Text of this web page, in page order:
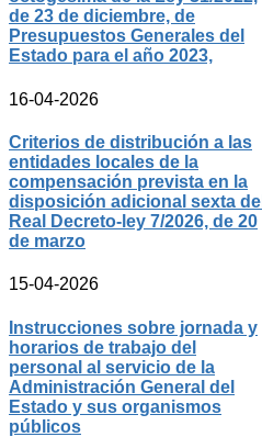
de 23 de diciembre, de
Presupuestos Generales del
Estado para el año 2023,
16-04-2026
Criterios de distribución a las
entidades locales de la
compensación prevista en la
disposición adicional sexta del
Real Decreto-ley 7/2026, de 20
de marzo
15-04-2026
Instrucciones sobre jornada y
horarios de trabajo del
personal al servicio de la
Administración General del
Estado y sus organismos
públicos